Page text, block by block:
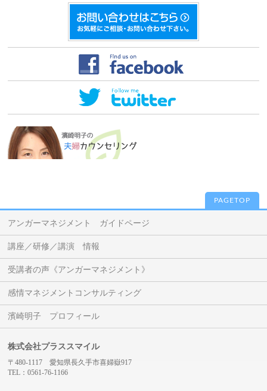
PAGETOP
アンガーマネジメント ガイドページ
講座／研修／講演 情報
受講者の声《アンガーマネジメント》
感情マネジメントコンサルティング
濱崎明子 プロフィール
株式会社プラススマイル
〒480-1117 愛知県長久手市喜婦嶽917
TEL：0561-76-1166